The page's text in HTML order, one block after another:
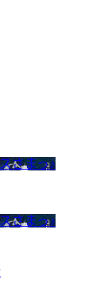
さまっ♪
さまっ♪